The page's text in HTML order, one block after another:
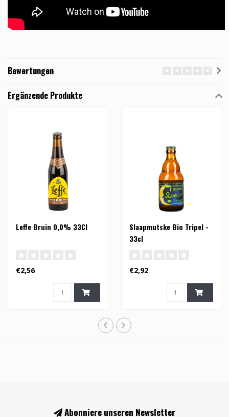
Bewertungen
Ergänzende Produkte
Leffe Bruin 0,0% 33Cl
€2,56
Slaapmutske Bio Tripel -
33cl
€2,92
Abonniere unseren Newsletter